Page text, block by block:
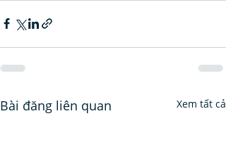
Bài đăng liên quan Xem tất cả